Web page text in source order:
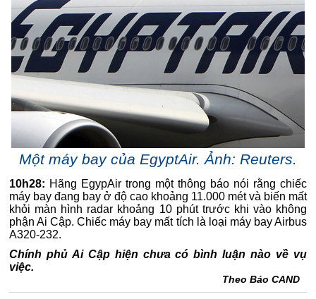
Một máy bay của EgyptAir. Ảnh: Reuters.
10h28: Hãng EgypAir trong một thông báo nói rằng chiếc
máy bay đang bay ở độ cao khoảng 11.000 mét và biến mất
khỏi màn hình radar khoảng 10 phút trước khi vào không
phận Ai Cập. Chiếc máy bay mất tích là loại máy bay Airbus
A320-232.
Chính phủ Ai Cập hiện chưa có bình luận nào về vụ
việc.
Theo Báo CAND